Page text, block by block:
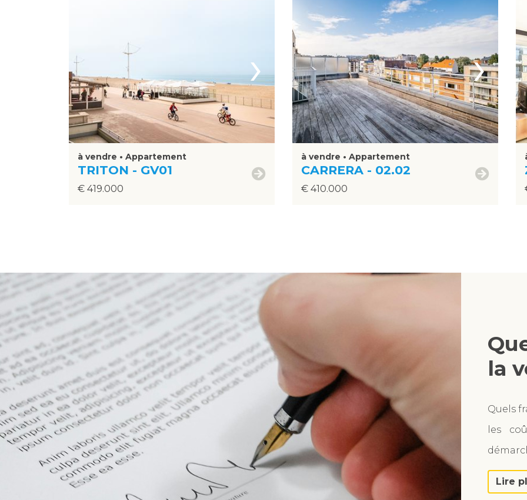
›
à vendre • Appartement
TRITON - GV01
€ 419.000
›
à vendre • Appartement
CARRERA - 02.02
€ 410.000
la
Quels
les
Lire